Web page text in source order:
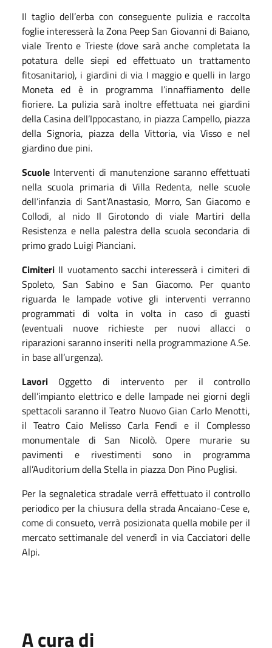
Il taglio dell’erba con conseguente pulizia e raccolta
foglie interesserà la Zona Peep San Giovanni di Baiano,
viale Trento e Trieste (dove sarà anche completata la
potatura delle siepi ed effettuato un trattamento
fitosanitario), i giardini di via I maggio e quelli in largo
Moneta ed è in programma l’innaffiamento delle
fioriere. La pulizia sarà inoltre effettuata nei giardini
della Casina dell’Ippocastano, in piazza Campello, piazza
della Signoria, piazza della Vittoria, via Visso e nel
giardino due pini.
Scuole Interventi di manutenzione saranno effettuati
nella scuola primaria di Villa Redenta, nelle scuole
dell’infanzia di Sant’Anastasio, Morro, San Giacomo e
Collodi, al nido Il Girotondo di viale Martiri della
Resistenza e nella palestra della scuola secondaria di
primo grado Luigi Pianciani.
Cimiteri Il vuotamento sacchi interesserà i cimiteri di
Spoleto, San Sabino e San Giacomo. Per quanto
riguarda le lampade votive gli interventi verranno
programmati di volta in volta in caso di guasti
(eventuali nuove richieste per nuovi allacci o
riparazioni saranno inseriti nella programmazione A.Se.
in base all’urgenza).
Lavori
Oggetto di intervento per il controllo
dell’impianto elettrico e delle lampade nei giorni degli
spettacoli saranno il Teatro Nuovo Gian Carlo Menotti,
il Teatro Caio Melisso Carla Fendi e il Complesso
monumentale di San Nicolò.
Opere murarie su
pavimenti e rivestimenti sono in programma
all’Auditorium della Stella in piazza Don Pino Puglisi.
Per la segnaleticastradale verrà effettuato il controllo
periodico per la chiusura della strada Ancaiano-Cese e,
come di consueto, verrà posizionata quella mobile per il
mercato settimanale del venerdì in via Cacciatori delle
Alpi.
A cura di